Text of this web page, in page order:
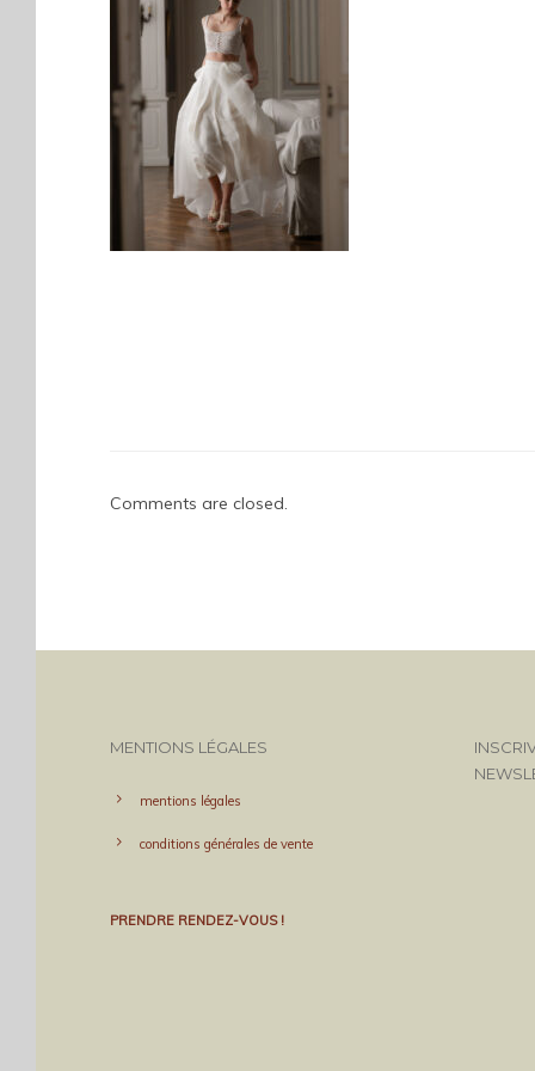
Comments are closed.
MENTIONS LÉGALES
mentions légales
conditions générales de vente
PRENDRE RENDEZ-VOUS !